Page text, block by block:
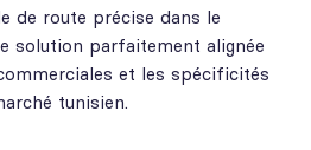
de route précise dans le
solution parfaitement alignée
et les spécificités
tunisien.